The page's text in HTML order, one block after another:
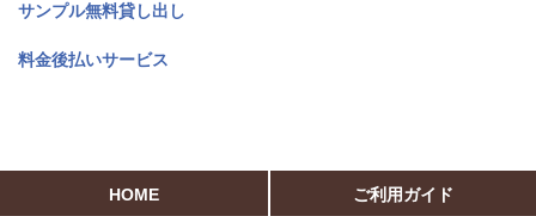
サンプル無料貸し出し
料金後払いサービス
HOME ご利用ガイド